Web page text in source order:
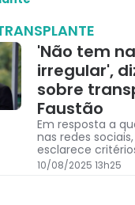
'Não tem
irregular',
sobre
Faustão
Em resposta a
nas redes
esclarece
na fila de
irregularidades
10/08/2025 13h25